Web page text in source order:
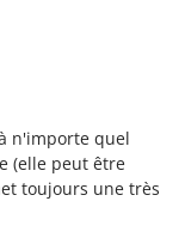
n'importe quel
(elle peut être
toujours une très